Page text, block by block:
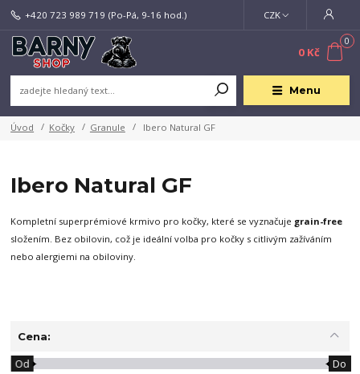
Menu
CZK
+420 723 989 719 (Po-Pá, 9-16 hod.)
0
0 Kč
Úvod Kočky Granule Ibero Natural GF
Ibero Natural GF
Kompletní superprémiové krmivo pro kočky, které se vyznačuje grain-free
složením. Bez obilovin, což je ideální volba pro kočky s citlivým zažíváním
nebo alergiemi na obiloviny.
Cena:
Od Do